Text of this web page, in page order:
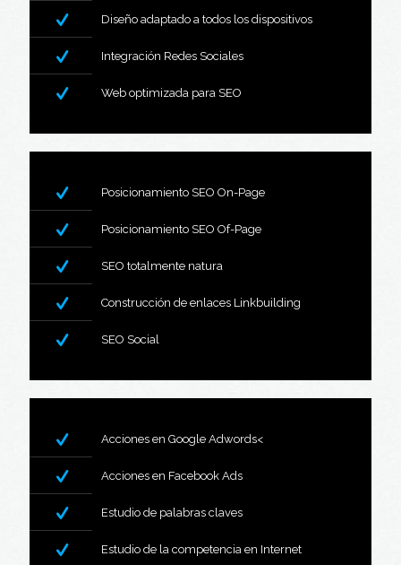
Diseño adaptado a todos los dispositivos
Integración Redes Sociales
Web optimizada para SEO
Posicionamiento SEO On-Page
Posicionamiento SEO Of-Page
SEO totalmente natura
Construcción de enlaces Linkbuilding
SEO Social
Acciones en Google Adwords<
Acciones en Facebook Ads
Estudio de palabras claves
Estudio de la competencia en Internet